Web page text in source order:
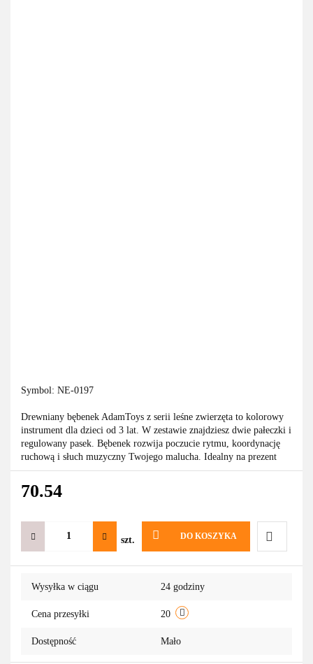
Symbol: NE-0197
Drewniany bębenek AdamToys z serii leśne zwierzęta to kolorowy
instrument dla dzieci od 3 lat. W zestawie znajdziesz dwie pałeczki i
regulowany pasek. Bębenek rozwija poczucie rytmu, koordynację
ruchową i słuch muzyczny Twojego malucha. Idealny na prezent
70.54
szt. DO KOSZYKA
Do
Wysyłka w ciągu 24 godziny
Cena przesyłki 20
Dostępność Mało